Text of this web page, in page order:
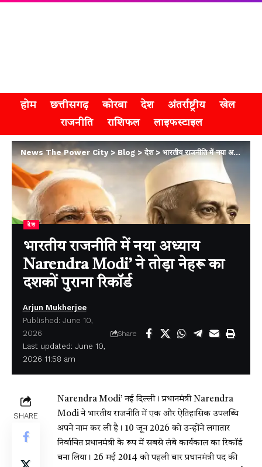
होम छत्तीसगढ़ कोरबा देश अंतर्राष्ट्रीय
खेल
राजनीति
राशिफल लाइफस्टाइल
News The Power City>Blog>देश>भारतीय राजनीति में नया अध्याय Narendra Modi’ ने तोड़ा नेहरू का दशकों पुराना रिकॉर्ड
देश
भारतीय राजनीति में नया अध्याय
Narendra Modi’ ने तोड़ा नेहरू का
दशकों पुराना रिकॉर्ड
Last updated: June 10,
2026 11:58 am
Arjun Mukherjee
Published: June 10,
2026
Share
SHARE
Narendra Modi’ नई दिल्ली। प्रधानमंत्री Narendra
Modiने भारतीय राजनीति में एक और ऐतिहासिक उपलब्धि
अपने नाम कर ली है। 10 जून 2026 को उन्होंने लगातार
निर्वाचित प्रधानमंत्री के रूप में सबसे लंबे कार्यकाल का रिकॉर्ड
बना लिया। 26 मई 2014 को पहली बार प्रधानमंत्री पद की